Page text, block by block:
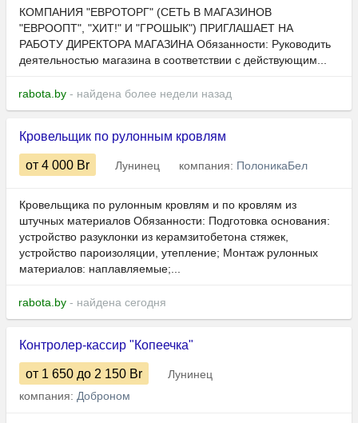
КОМПАНИЯ "ЕВРОТОРГ" (СЕТЬ В МАГАЗИНОВ
"ЕВРООПТ", "ХИТ!" И "ГРОШЫК") ПРИГЛАШАЕТ НА
РАБОТУ ДИРЕКТОРА МАГАЗИНА Обязанности: Руководить
деятельностью магазина в соответствии с действующим...
rabota.by - найдена более недели назад
Кровельщик по рулонным кровлям
от 4 000 Br Лунинец компания: ПолоникаБел
Кровельщика по рулонным кровлям и по кровлям из
штучных материалов Обязанности: Подготовка основания:
устройство разуклонки из керамзитобетона стяжек,
устройство пароизоляции, утепление; Монтаж рулонных
материалов: наплавляемые;...
rabota.by - найдена сегодня
Контролер-кассир "Копеечка"
от 1 650 до 2 150 Br
Лунинец
компания: Доброном